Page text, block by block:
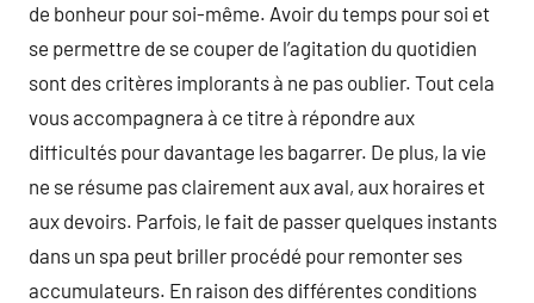
de bonheur pour soi-même. Avoir du temps pour soi et
se permettre de se couper de l’agitation du quotidien
sont des critères implorants à ne pas oublier. Tout cela
vous accompagnera à ce titre à répondre aux
difficultés pour davantage les bagarrer. De plus, la vie
ne se résume pas clairement aux aval, aux horaires et
aux devoirs. Parfois, le fait de passer quelques instants
dans un spa peut briller procédé pour remonter ses
accumulateurs. En raison des différentes conditions